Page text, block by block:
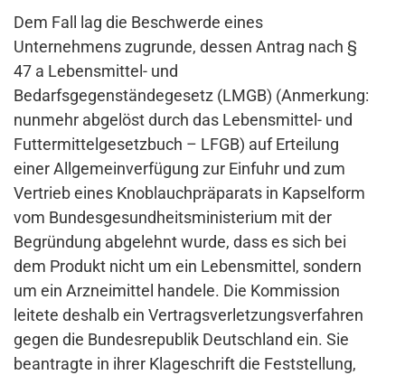
Dem Fall lag die Beschwerde eines
Unternehmens zugrunde, dessen Antrag nach §
47 a Lebensmittel- und
Bedarfsgegenständegesetz (LMGB) (Anmerkung:
nunmehr abgelöst durch das Lebensmittel- und
Futtermittelgesetzbuch – LFGB) auf Erteilung
einer Allgemeinverfügung zur Einfuhr und zum
Vertrieb eines Knoblauchpräparats in Kapselform
vom Bundesgesundheitsministerium mit der
Begründung abgelehnt wurde, dass es sich bei
dem Produkt nicht um ein Lebensmittel, sondern
um ein Arzneimittel handele. Die Kommission
leitete deshalb ein Vertragsverletzungsverfahren
gegen die Bundesrepublik Deutschland ein. Sie
beantragte in ihrer Klageschrift die Feststellung,